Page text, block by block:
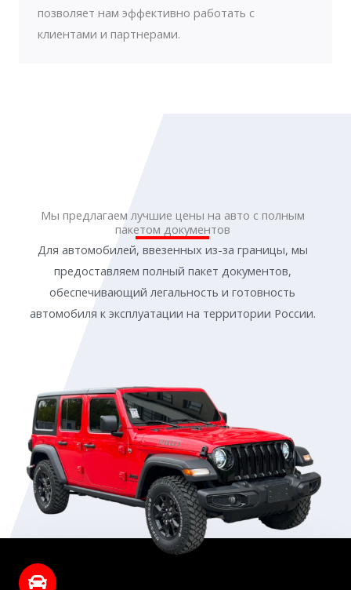
позволяет нам эффективно работать с
клиентами и партнерами.
Мы предлагаем лучшие цены на авто с полным
пакетом документов
Для автомобилей, ввезенных из-за границы, мы
предоставляем полный пакет документов,
обеспечивающий легальность и готовность
автомобиля к эксплуатации на территории России.